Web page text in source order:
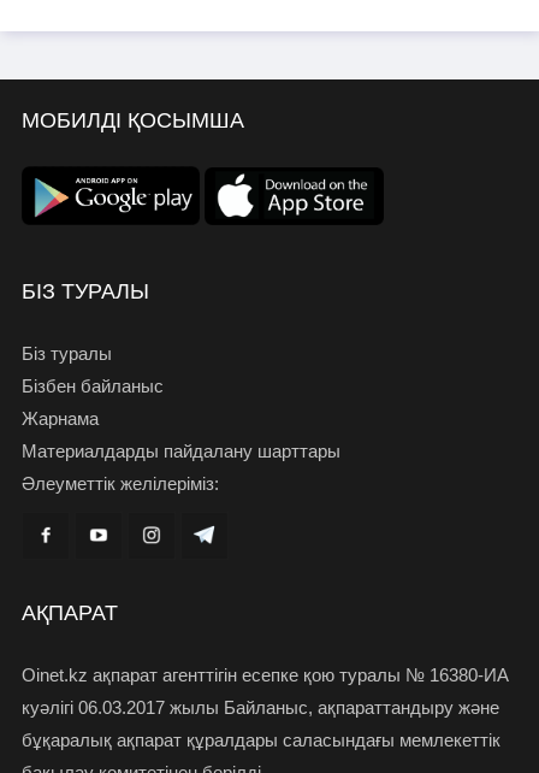
МОБИЛДІ ҚОСЫМША
БІЗ ТУРАЛЫ
Біз туралы
Бізбен байланыс
Жарнама
Материалдарды пайдалану шарттары
Әлеуметтік желілеріміз:
АҚПАРАТ
Oinet.kz ақпарат агенттігін есепке қою туралы № 16380-ИА
куәлігі 06.03.2017 жылы Байланыс, ақпараттандыру және
бұқаралық ақпарат құралдары саласындағы мемлекеттік